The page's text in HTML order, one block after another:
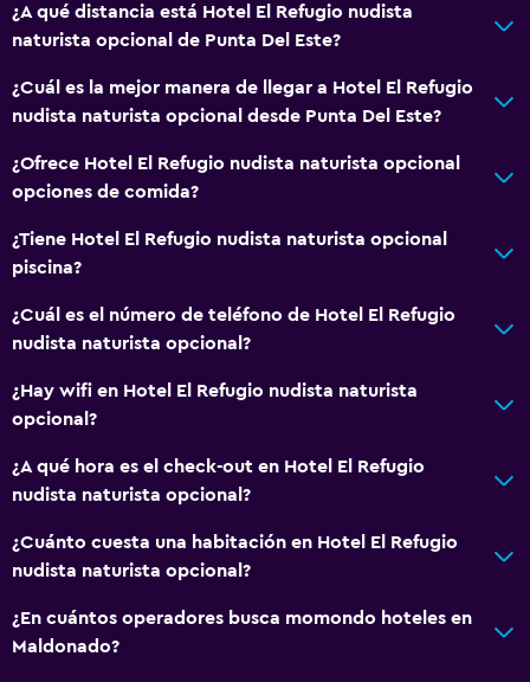
¿A qué distancia está Hotel El Refugio nudista
naturista opcional de Punta Del Este?
¿Cuál es la mejor manera de llegar a Hotel El Refugio
nudista naturista opcional desde Punta Del Este?
¿Ofrece Hotel El Refugio nudista naturista opcional
opciones de comida?
¿Tiene Hotel El Refugio nudista naturista opcional
piscina?
¿Cuál es el número de teléfono de Hotel El Refugio
nudista naturista opcional?
¿Hay wifi en Hotel El Refugio nudista naturista
opcional?
¿A qué hora es el check-out en Hotel El Refugio
nudista naturista opcional?
¿Cuánto cuesta una habitación en Hotel El Refugio
nudista naturista opcional?
¿En cuántos operadores busca momondo hoteles en
Maldonado?